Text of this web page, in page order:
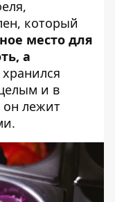
который
место для
а
и в
он лежит